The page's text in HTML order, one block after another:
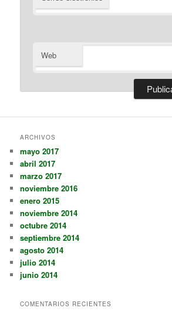
Web
ARCHIVOS
mayo 2017
abril 2017
marzo 2017
noviembre 2016
enero 2015
noviembre 2014
octubre 2014
septiembre 2014
agosto 2014
julio 2014
junio 2014
COMENTARIOS RECIENTES